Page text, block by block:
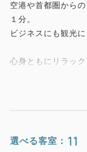
空港や首都圏から
１分。
ビジネスにも観光
心身ともにリラッ
※ご朝食は2つのレ
す。
選べる客室： 11